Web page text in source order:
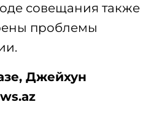
совещания также
проблемы
Джейхун